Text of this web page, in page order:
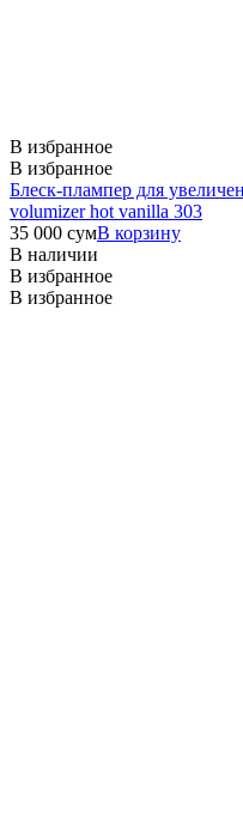
В избранное
В избранное
Блеск-плампер для
volumizer hot vanilla 303
35 000 сумВ корзину
В наличии
В избранное
В избранное